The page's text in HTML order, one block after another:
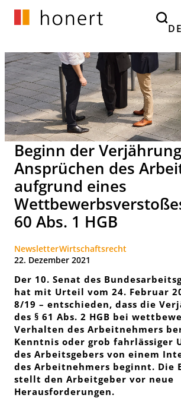
DE
Beginn der
Ansprüchen des
aufgrund eines
60 Abs. 1 HGB
NewsletterWirtschaftsrecht
22. Dezember 2021
Der 10. Senat des
hat mit Urteil vom 24. Februar
8/19 – entschieden, dass die
des § 61 Abs. 2 HGB bei
Verhalten des Arbeitnehmers
Kenntnis oder grob fahrlässiger
des Arbeitsgebers von einem
des Arbeitnehmers beginnt. Die
stellt den Arbeitgeber vor neue
Herausforderungen.